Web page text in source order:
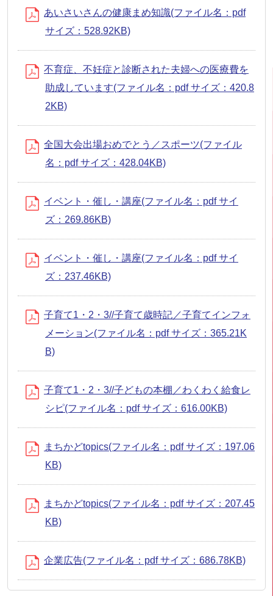
あいさいさんの健康まめ知識(ファイル名：pdf
サイズ：528.92KB)
不育症、不妊症と診断された夫婦への医療費を
助成しています(ファイル名：pdf サイズ：420.8
2KB)
全国大会出場おめでとう／スポーツ(ファイル
名：pdf サイズ：428.04KB)
イベント・催し・講座(ファイル名：pdf サイ
ズ：269.86KB)
イベント・催し・講座(ファイル名：pdf サイ
ズ：237.46KB)
子育て1・2・3//子育て歳時記／子育てインフォ
メーション(ファイル名：pdf サイズ：365.21K
B)
子育て1・2・3//子どもの本棚／わくわく給食レ
シピ(ファイル名：pdf サイズ：616.00KB)
まちかどtopics(ファイル名：pdf サイズ：197.06
KB)
まちかどtopics(ファイル名：pdf サイズ：207.45
KB)
企業広告(ファイル名：pdf サイズ：686.78KB)